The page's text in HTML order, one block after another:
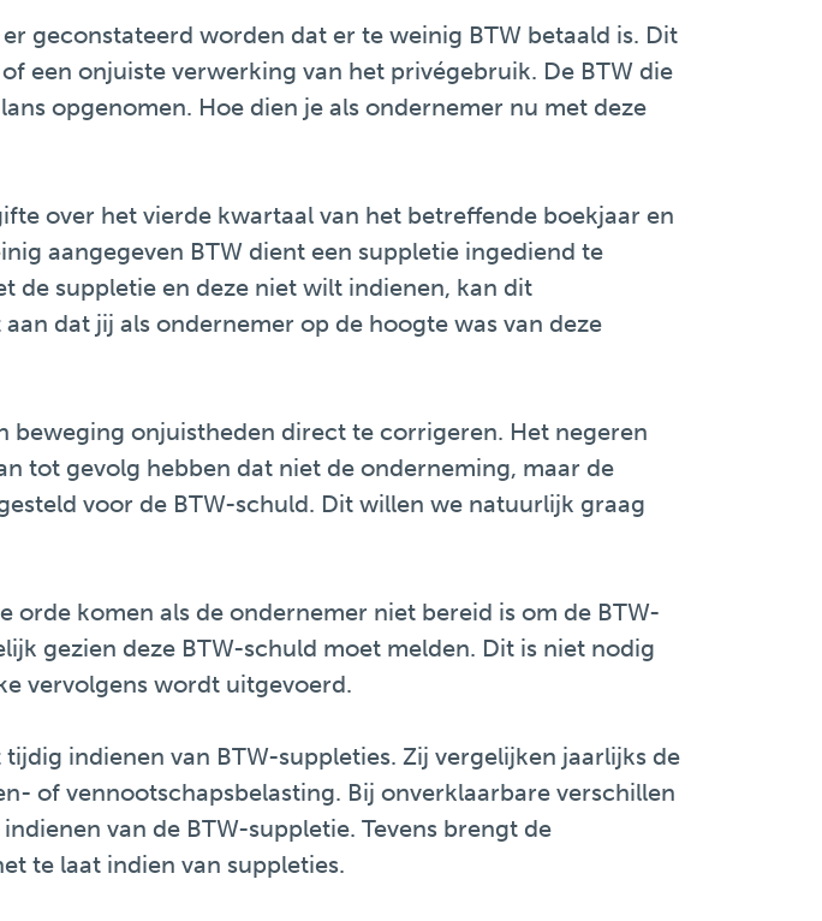
geconstateerd worden dat er te weinig BTW betaald is. Dit
een onjuiste verwerking van het privégebruik. De BTW die
opgenomen. Hoe dien je als ondernemer nu met deze
over het vierde kwartaal van het betreffende boekjaar en
aangegeven BTW dient een suppletie ingediend te
de suppletie en deze niet wilt indienen, kan dit
dat jij als ondernemer op de hoogte was van deze
beweging onjuistheden direct te corrigeren. Het negeren
tot gevolg hebben dat niet de onderneming, maar de
voor de BTW-schuld. Dit willen we natuurlijk graag
komen als de ondernemer niet bereid is om de BTW-
gezien deze BTW-schuld moet melden. Dit is niet nodig
vervolgens wordt uitgevoerd.
indienen van BTW-suppleties. Zij vergelijken jaarlijks de
of vennootschapsbelasting. Bij onverklaarbare verschillen
van de BTW-suppletie. Tevens brengt de
te laat indien van suppleties.